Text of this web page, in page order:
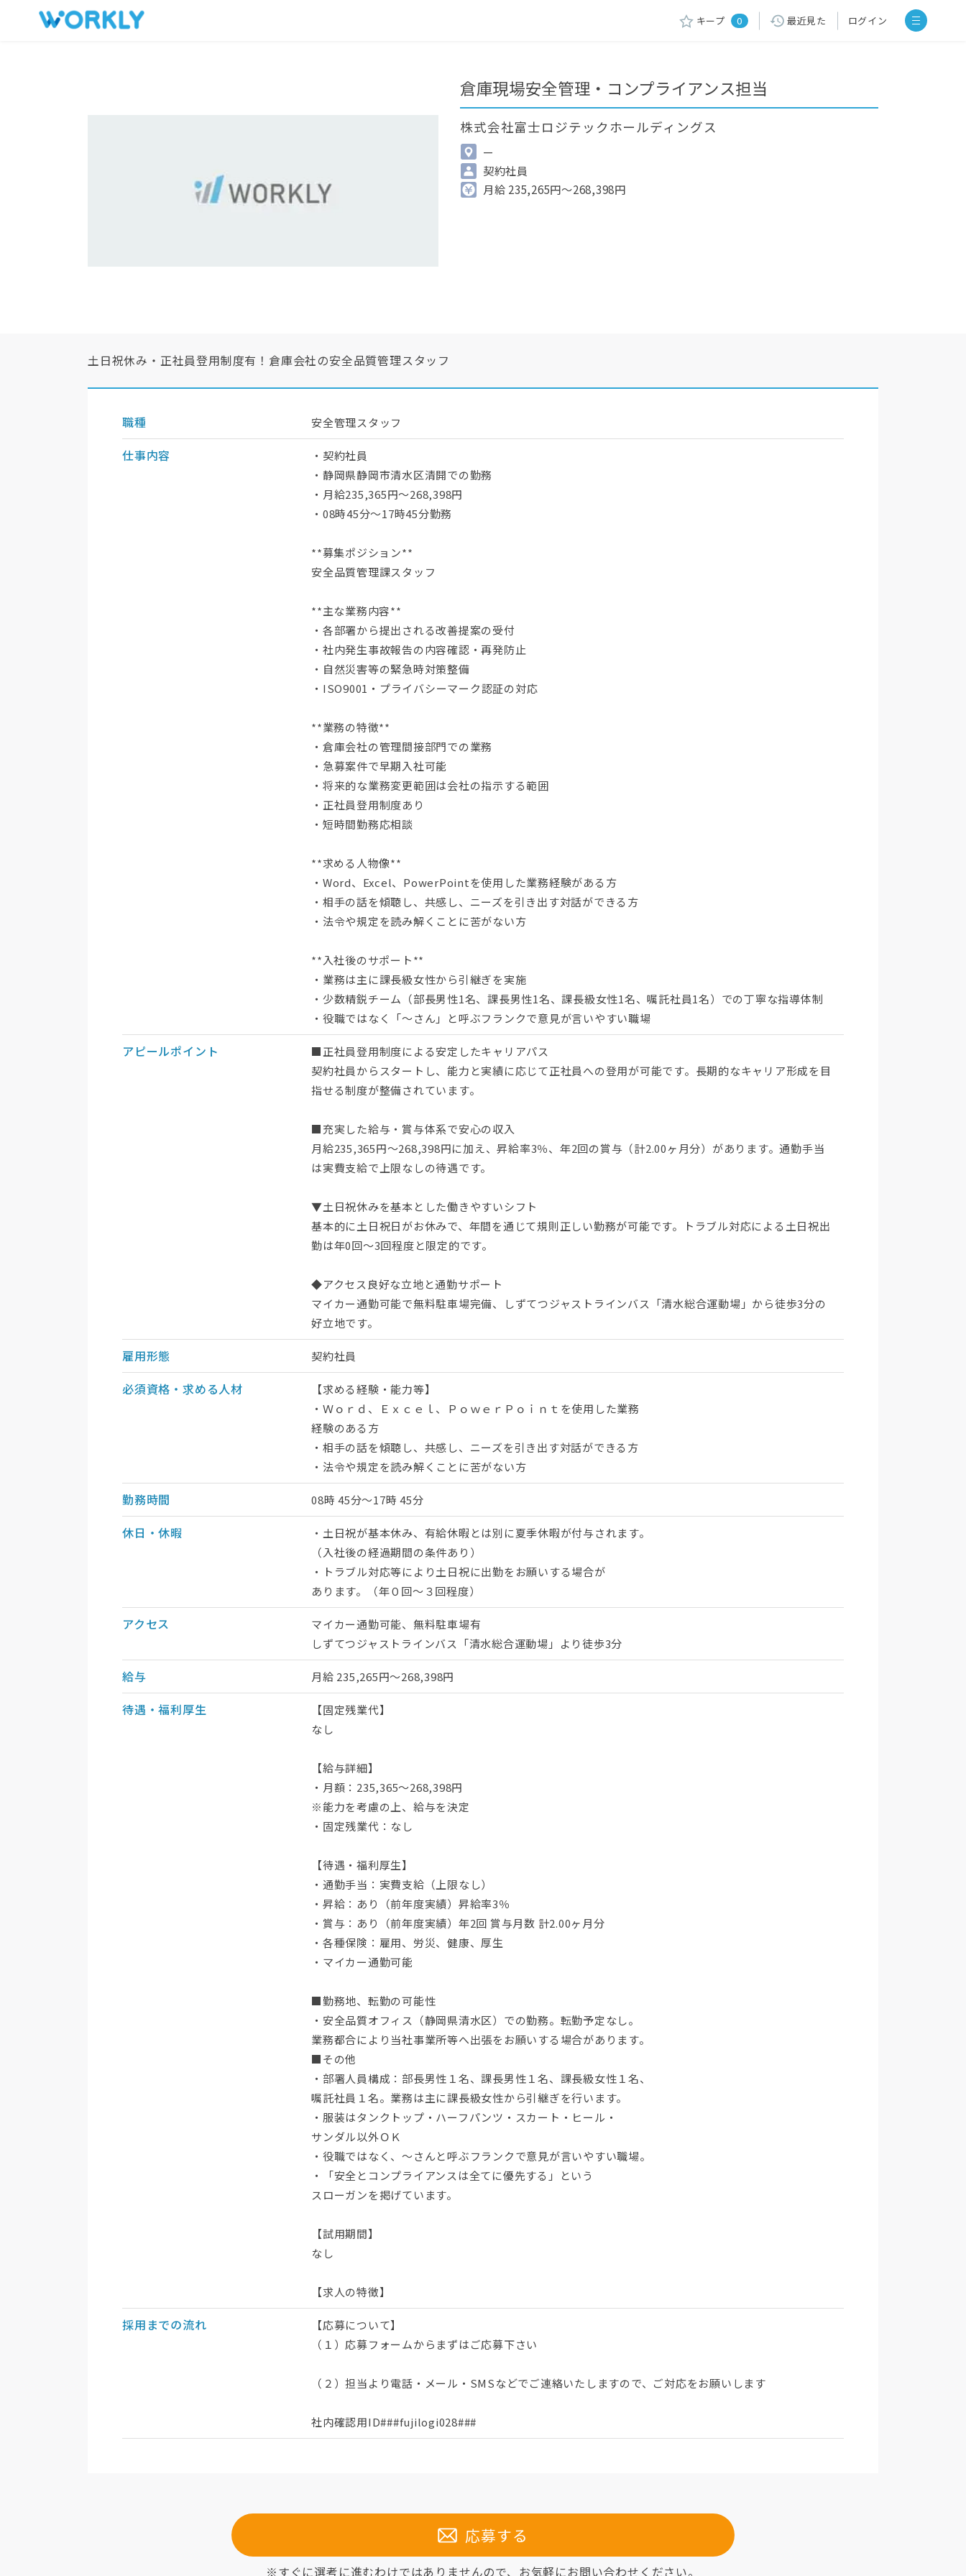
キープ 0 最近見た ログイン
倉庫現場安全管理・コンプライアンス担当
株式会社富士ロジテックホールディングス
—
契約社員
月給 235,265円～268,398円
土日祝休み・正社員登用制度有！倉庫会社の安全品質管理スタッフ
職種 安全管理スタッフ
仕事内容
・契約社員
・静岡県静岡市清水区清開での勤務
・月給235,365円～268,398円
・08時45分～17時45分勤務
**募集ポジション**
安全品質管理課スタッフ
**主な業務内容**
・各部署から提出される改善提案の受付
・社内発生事故報告の内容確認・再発防止
・自然災害等の緊急時対策整備
・ISO9001・プライバシーマーク認証の対応
**業務の特徴**
・倉庫会社の管理間接部門での業務
・急募案件で早期入社可能
・将来的な業務変更範囲は会社の指示する範囲
・正社員登用制度あり
・短時間勤務応相談
**求める人物像**
・Word、Excel、PowerPointを使用した業務経験がある方
・相手の話を傾聴し、共感し、ニーズを引き出す対話ができる方
・法令や規定を読み解くことに苦がない方
**入社後のサポート**
・業務は主に課長級女性から引継ぎを実施
・少数精鋭チーム（部長男性1名、課長男性1名、課長級女性1名、嘱託社員1名）での丁寧な指導体制
・役職ではなく「〜さん」と呼ぶフランクで意見が言いやすい職場
アピールポイント
■正社員登用制度による安定したキャリアパス
契約社員からスタートし、能力と実績に応じて正社員への登用が可能です。長期的なキャリア形成を目
指せる制度が整備されています。
■充実した給与・賞与体系で安心の収入
月給235,365円～268,398円に加え、昇給率3％、年2回の賞与（計2.00ヶ月分）があります。通勤手当
は実費支給で上限なしの待遇です。
▼土日祝休みを基本とした働きやすいシフト
基本的に土日祝日がお休みで、年間を通じて規則正しい勤務が可能です。トラブル対応による土日祝出
勤は年0回～3回程度と限定的です。
◆アクセス良好な立地と通勤サポート
マイカー通勤可能で無料駐車場完備、しずてつジャストラインバス「清水総合運動場」から徒歩3分の
好立地です。
雇用形態 契約社員
必須資格・求める人材
【求める経験・能力等】
・Ｗｏｒｄ、Ｅｘｃｅｌ、ＰｏｗｅｒＰｏｉｎｔを使用した業務
経験のある方
・相手の話を傾聴し、共感し、ニーズを引き出す対話ができる方
・法令や規定を読み解くことに苦がない方
勤務時間 08時 45分〜17時 45分
休日・休暇
・土日祝が基本休み、有給休暇とは別に夏季休暇が付与されます。
（入社後の経過期間の条件あり）
・トラブル対応等により土日祝に出勤をお願いする場合が
あります。（年０回〜３回程度）
アクセス
マイカー通勤可能、無料駐車場有
しずてつジャストラインバス「清水総合運動場」より徒歩3分
給与 月給 235,265円～268,398円
待遇・福利厚生
【固定残業代】
なし
【給与詳細】
・月額：235,365～268,398円
※能力を考慮の上、給与を決定
・固定残業代：なし
【待遇・福利厚生】
・通勤手当：実費支給（上限なし）
・昇給：あり（前年度実績）昇給率3％
・賞与：あり（前年度実績）年2回 賞与月数 計2.00ヶ月分
・各種保険：雇用、労災、健康、厚生
・マイカー通勤可能
■勤務地、転勤の可能性
・安全品質オフィス（静岡県清水区）での勤務。転勤予定なし。
業務都合により当社事業所等へ出張をお願いする場合があります。
■その他
・部署人員構成：部長男性１名、課長男性１名、課長級女性１名、
嘱託社員１名。業務は主に課長級女性から引継ぎを行います。
・服装はタンクトップ・ハーフパンツ・スカート・ヒール・
サンダル以外ＯＫ
・役職ではなく、〜さんと呼ぶフランクで意見が言いやすい職場。
・「安全とコンプライアンスは全てに優先する」という
スローガンを掲げています。
【試用期間】
なし
【求人の特徴】
採用までの流れ
【応募について】
（１）応募フォームからまずはご応募下さい
（２）担当より電話・メール・SMSなどでご連絡いたしますので、ご対応をお願いします
社内確認用ID###fujilogi028###
応募する
※すぐに選考に進むわけではありませんので、 お気軽にお問い合わせください。